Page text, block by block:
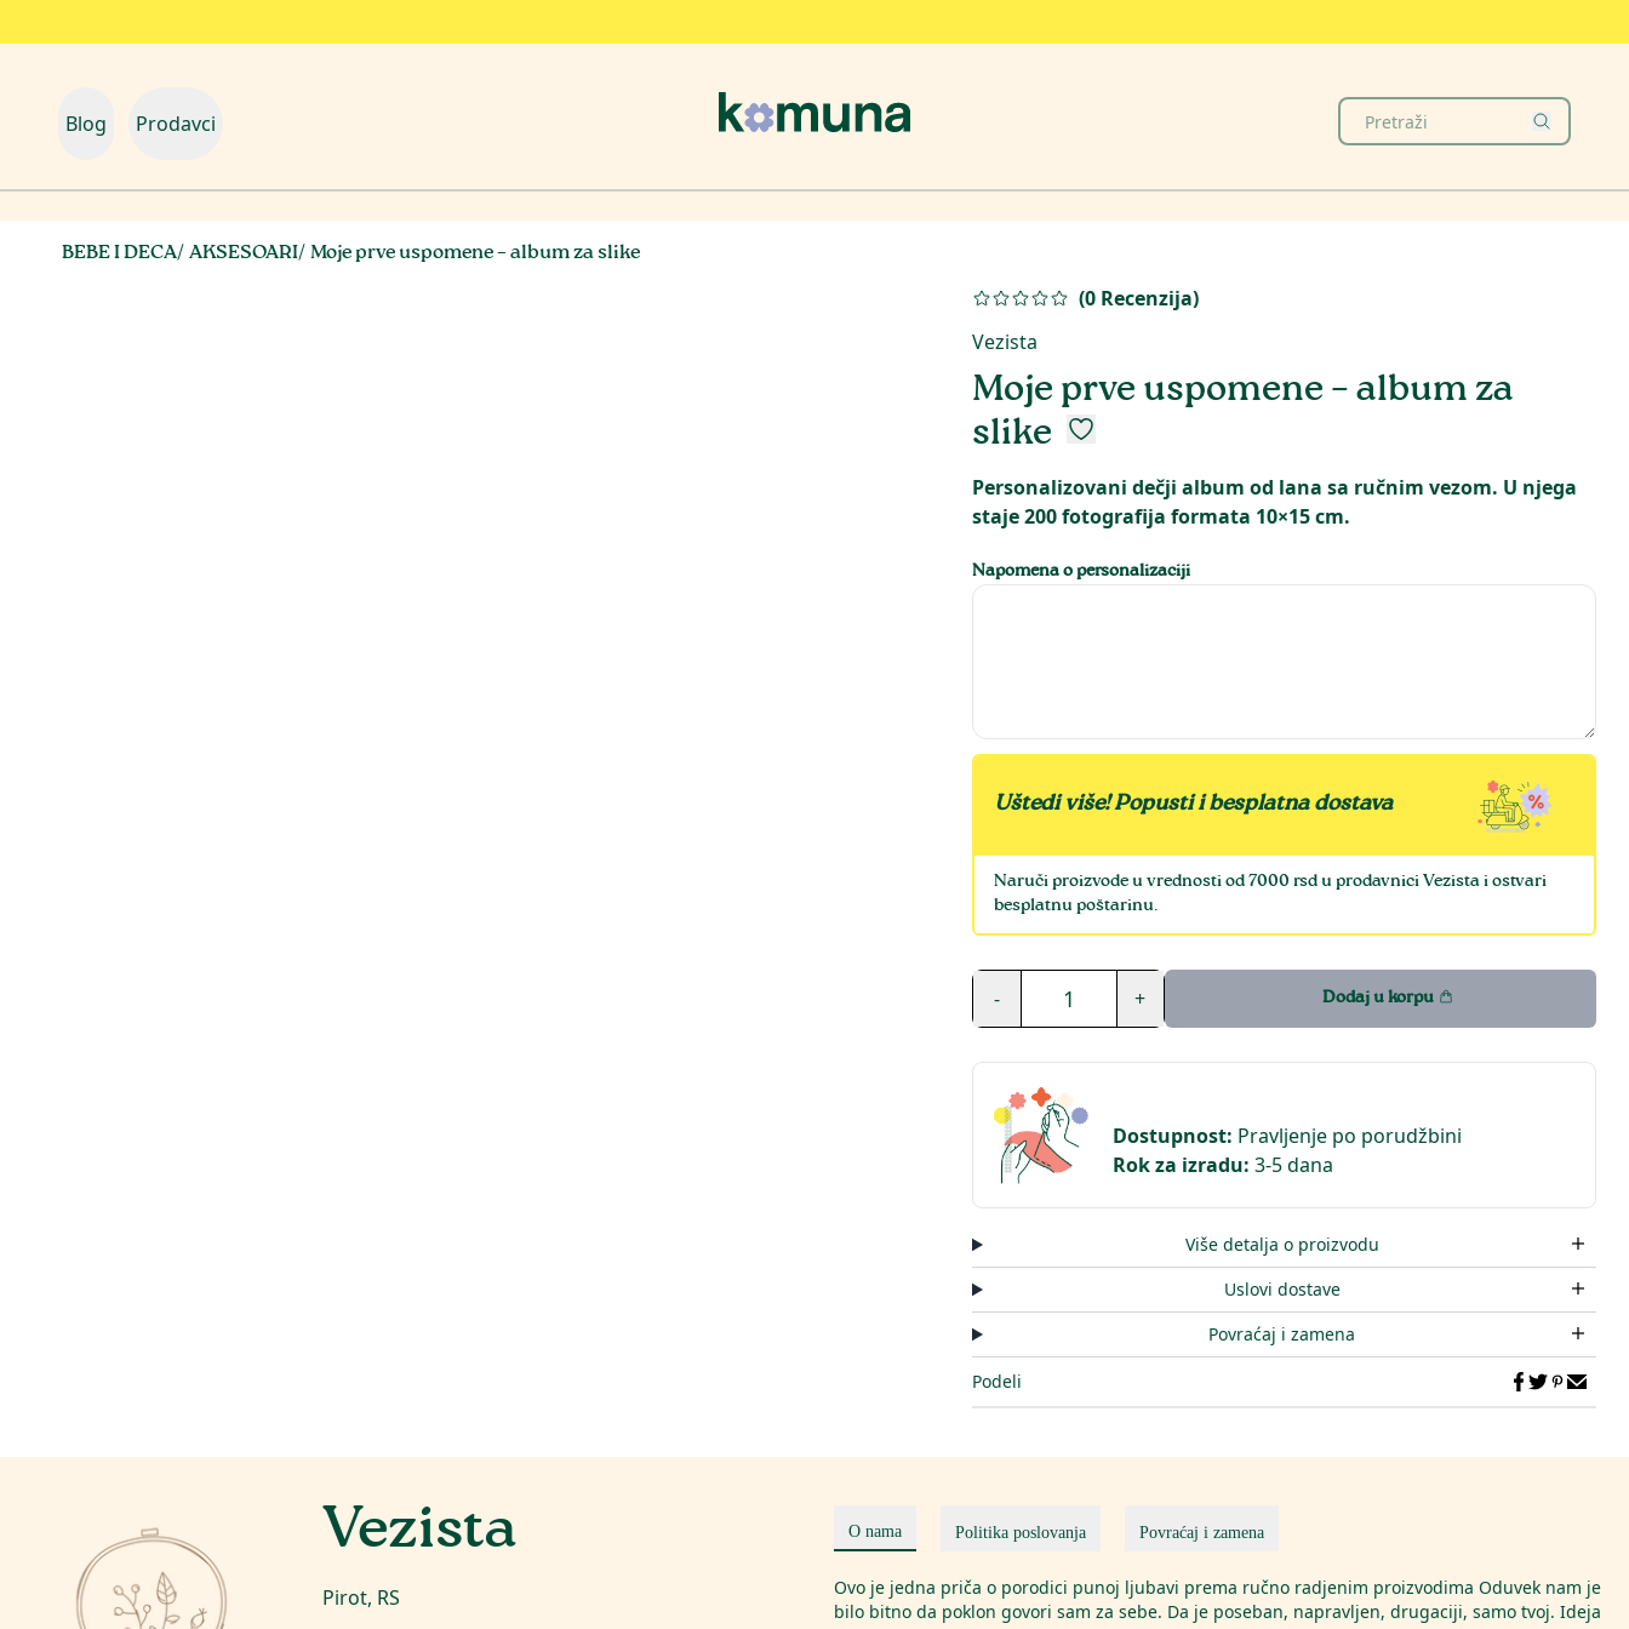
Blog Prodavci
BEBE I DECA/AKSESOARI/Moje prve uspomene – album za slike
(0 Recenzija)
Vezista
Moje prve uspomene – album za
slike
Personalizovani dečji album od lana sa ručnim vezom. U njega
staje 200 fotografija formata 10×15 cm.
Napomena o personalizaciji
Uštedi više! Popusti i besplatna dostava
Naruči proizvode u vrednosti od 7000 rsd u prodavnici Vezista i ostvari
besplatnu poštarinu.
- 1 + Dodaj u korpu
Dostupnost: Pravljenje po porudžbini
Rok za izradu: 3-5 dana
Više detalja o proizvodu
Uslovi dostave
Povraćaj i zamena
Podeli
Vezista
Pirot, RS
O nama Politika poslovanja Povraćaj i zamena
Ovo je jedna priča o porodici punoj ljubavi prema ručno radjenim proizvodima Oduvek nam je
bilo bitno da poklon govori sam za sebe. Da je poseban, napravljen, drugaciji, samo tvoj. Ideja